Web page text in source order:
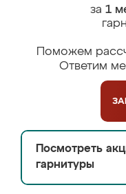
за 1
Поможем
Ответим
Посмотреть
гарнитуры